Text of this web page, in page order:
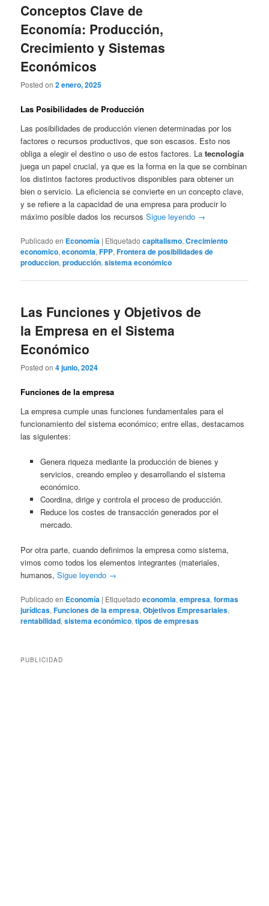
Conceptos Clave de
Economía: Producción,
Crecimiento y Sistemas
Económicos
Posted on2 enero, 2025
Las Posibilidades de Producción
Las posibilidades de producción vienen determinadas por los
factores o recursos productivos, que son escasos. Esto nos
obliga a elegir el destino o uso de estos factores. Latecnología
juega un papel crucial, ya que es la forma en la que se combinan
los distintos factores productivos disponibles para obtener un
bien o servicio. La eficiencia se convierte en un concepto clave,
y se refiere a la capacidad de una empresa para producir lo
máximo posible dados los recursosSigue leyendo →
Publicado en Economía | Etiquetado capitalismo,Crecimiento
economico,economia,FPP,Frontera de posibilidades de
produccion,producción,sistema económico
Las Funciones y Objetivos de
la Empresa en el Sistema
Económico
Posted on4 junio, 2024
Funciones de la empresa
La empresa cumple unas funciones fundamentales para el
funcionamiento del sistema económico; entre ellas, destacamos
las siguientes:
Genera riqueza mediante la producción de bienes y
servicios, creando empleo y desarrollando el sistema
económico.
Coordina, dirige y controla el proceso de producción.
Reduce los costes de transacción generados por el
mercado.
Por otra parte, cuando definimos la empresa como sistema,
vimos como todos los elementos integrantes (materiales,
humanos,Sigue leyendo →
Publicado en Economía | Etiquetado economia,empresa,formas
jurídicas,Funciones de la empresa,Objetivos Empresariales,
rentabilidad,sistema económico,tipos de empresas
PUBLICIDAD